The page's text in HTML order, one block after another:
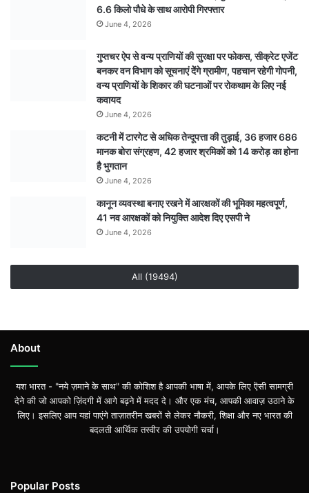
6.6 किलो पौधे के साथ आरोपी गिरफ्तार
June 4, 2026
गुप्तचर ऐप से वन्य प्राणियों की सुरक्षा पर फोकस, सीक्रेट एजेंट
बनकर वन विभाग को सूचनाएं देेंगे ग्रामीण, पहचान रहेगी गोपनी,
वन्य प्राणियों के शिकार की घटनाओं पर रोकथाम के लिए नई
कवायद
June 4, 2026
कटनी में टारगेट से अधिक तेन्दूपत्ता की तुड़ाई, 36 हजार 686
मानक बोरा संग्रहण, 42 हजार श्रमिकों को 14 करोड़ का होना
है भुगतान
June 4, 2026
कानून व्यवस्था बनाए रखने में आरक्षकों की भूमिका महत्वपूर्ण,
41 नव आरक्षकों को नियुक्ति आदेश दिए एसपी ने
June 4, 2026
All (19494)
About
यश भारत - "नये ज़माने के साथ" की कोशिश है आपकी भाषा में, आपके लिए ऎसी सामग्री
देने की जो आपको ज़िंदगी में आगे बढ़ने में मदद दे। और एक मंच, आपकी आवाज़ उठाने के
लिए। इसलिए आप यहां पाएंगे ताज़ातरीन खबरों से लेकर नौकरी, शिक्षा और नए भारत की
बदलती आर्थिक तस्वीर की उपयोगी चर्चा।
Popular Posts